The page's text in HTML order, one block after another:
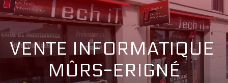
VENTE INFORMATIQUE
MÛRS-ERIGNÉ